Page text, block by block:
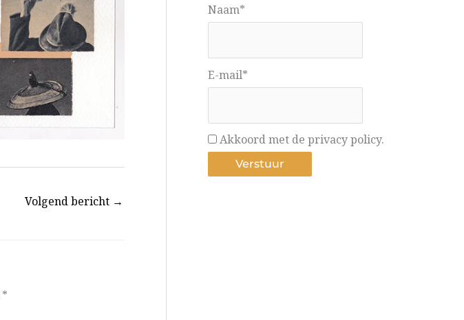
Volgend bericht →
*
Naam*
E-mail*
Akkoord met de privacy policy.